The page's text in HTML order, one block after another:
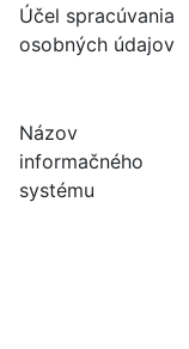
Účel spracúvania
osobných údajov
Názov
informačného
systému